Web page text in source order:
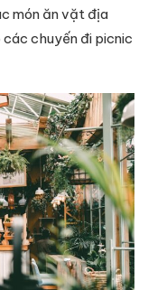
món ăn vặt địa
chuyến đi picnic